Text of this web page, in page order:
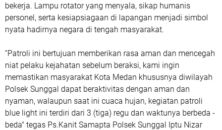
bekerja. Lampu rotator yang menyala, sikap humanis
personel, serta kesiapsiagaan di lapangan menjadi simbol
nyata hadirnya negara di tengah masyarakat.
‎“Patroli ini bertujuan memberikan rasa aman dan mencegah
niat pelaku kejahatan sebelum beraksi, kami ingin
memastikan masyarakat Kota Medan khususnya diwilayah
Polsek Sunggal dapat beraktivitas dengan aman dan
nyaman, walaupun saat ini cuaca hujan, kegiatan patroli
blue light ini terdiri dari 3 (tiga) regu dan waktunya berbeda -
beda" tegas Ps.Kanit Samapta Polsek Sunggal Iptu Nizar